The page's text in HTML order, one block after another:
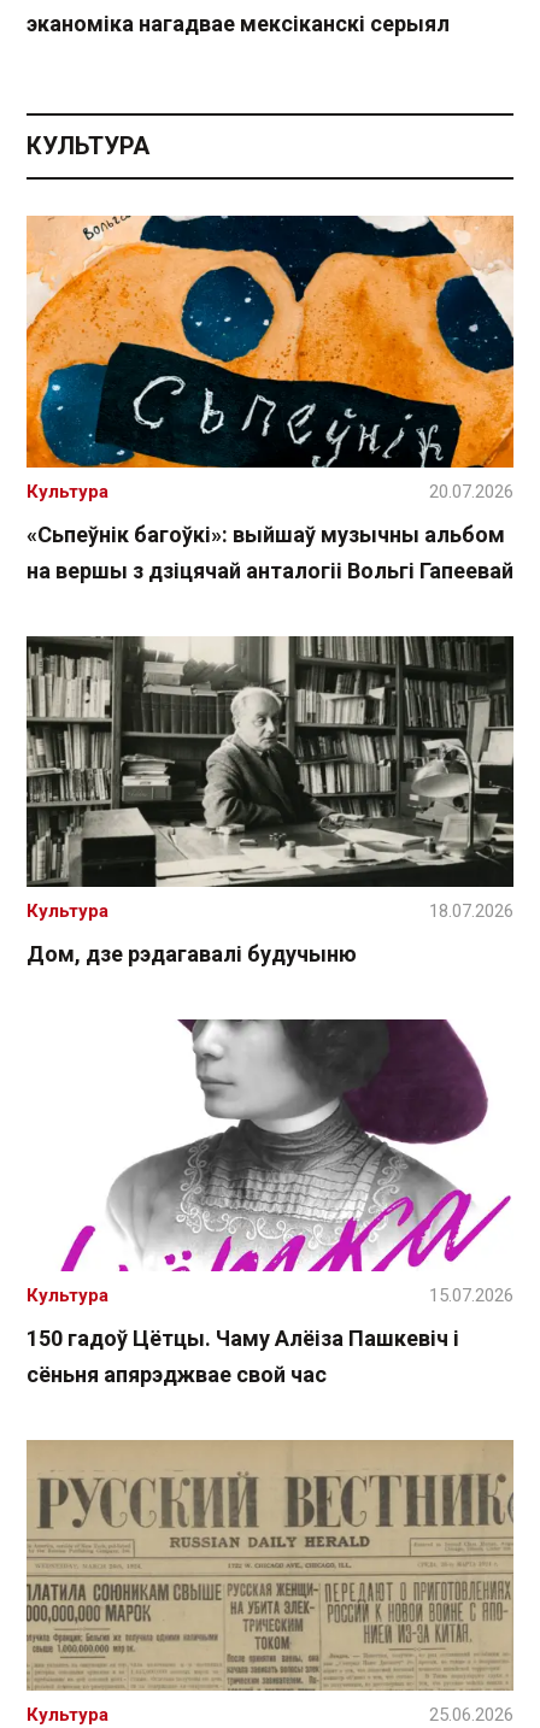
эканоміка нагадвае мексіканскі серыял
КУЛЬТУРА
«Сьпеўнік багоўкі»: выйшаў музычны альбом
на вершы з дзіцячай анталогіі Вольгі Гапеевай
Культура 20.07.2026
Дом, дзе рэдагавалі будучыню
Культура 18.07.2026
150 гадоў Цётцы. Чаму Алёіза Пашкевіч і
сёньня апярэджвае свой час
Культура 15.07.2026
Культура 25.06.2026